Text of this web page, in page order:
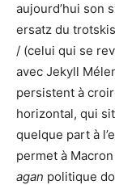
aujourd’hui son
ersatz du
/ (celui qui se
avec Jekyll
persistent à
horizontal, qui
quelque part à
permet à
agan politique